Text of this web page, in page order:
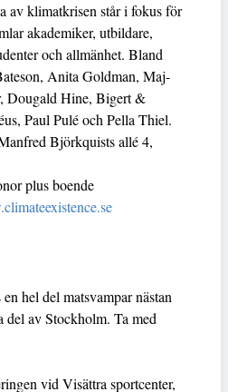
av klimatkrisen står i fokus för
akademiker, utbildare,
och allmänhet. Bland
Anita Goldman, Maj-
Dougald Hine, Bigert &
Paul Pulé och Pella Thiel.
Björkquists allé 4,
plus boende
hel del matsvampar nästan
del av Stockholm. Ta med
vid Visättra sportcenter,